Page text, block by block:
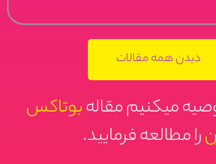
دیدن همه مقالات
میکنیم مقالهبوتاکس
را مطالعه فرمایید.